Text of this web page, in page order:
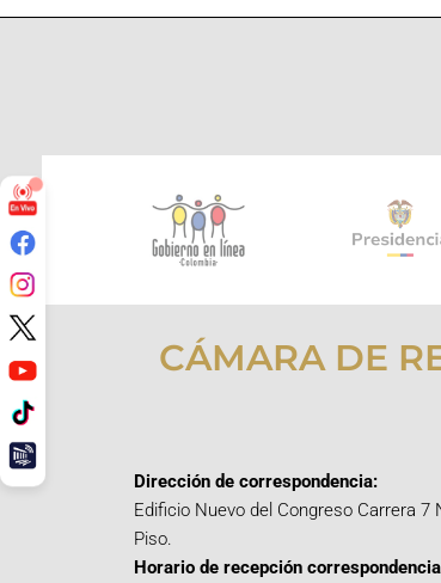
CÁMARA DE
Dirección de correspondencia:
Edificio Nuevo del Congreso Carrera 7
Piso.
Horario de recepción